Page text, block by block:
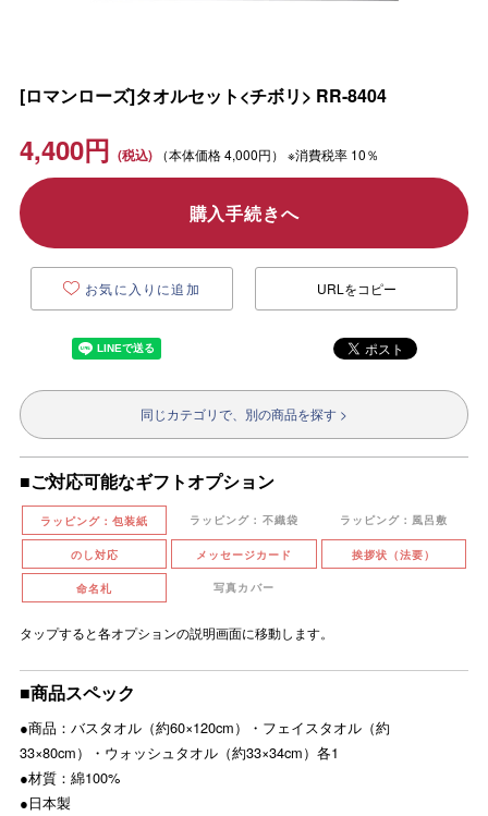
[ロマンローズ]タオルセット<チボリ> RR-8404
4,400円 （本体価格4,000円） ※消費税率 10％
購入手続きへ
お気に入りに追加 URLをコピー
同じカテゴリで、別の商品を探す >
■ご対応可能なギフトオプション
ラッピング：包装紙 ラッピング：不織袋 ラッピング：風呂敷
のし対応 メッセージカード 挨拶状（法要）
命名札 写真カバー
タップすると各オプションの説明画面に移動します。
■商品スペック
●商品：バスタオル（約60×120cm）・フェイスタオル（約
33×80cm）・ウォッシュタオル（約33×34cm）各1
●材質：綿100%
●日本製